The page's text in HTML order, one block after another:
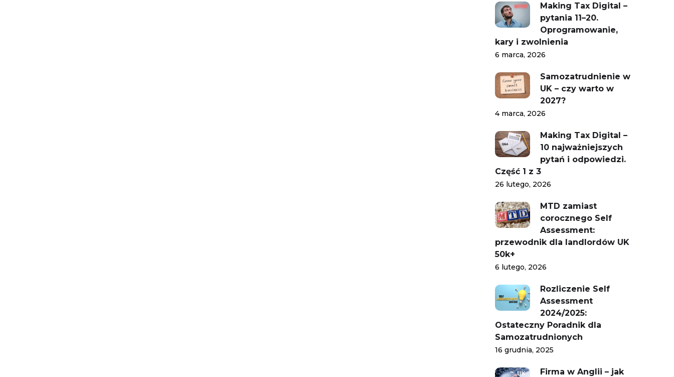
Making Tax Digital –
pytania 11–20.
Oprogramowanie,
kary i zwolnienia
6 marca, 2026
Samozatrudnienie w
UK – czy warto w
2027?
4 marca, 2026
Making Tax Digital –
10 najważniejszych
pytań i odpowiedzi.
Część 1 z 3
26 lutego, 2026
MTD zamiast
corocznego Self
Assessment:
przewodnik dla landlordów UK
50k+
6 lutego, 2026
Rozliczenie Self
Assessment
2024/2025:
Ostateczny Poradnik dla
Samozatrudnionych
16 grudnia, 2025
Firma w Anglii – jak